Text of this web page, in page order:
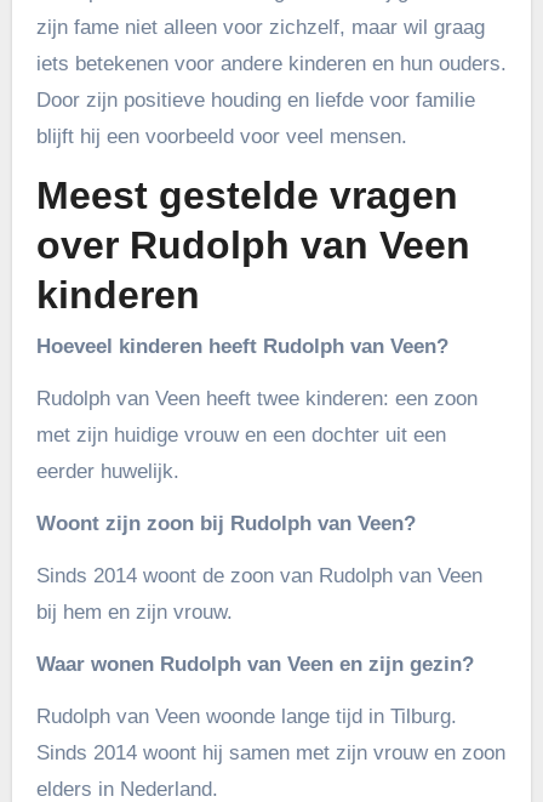
zijn fame niet alleen voor zichzelf, maar wil graag
iets betekenen voor andere kinderen en hun ouders.
Door zijn positieve houding en liefde voor familie
blijft hij een voorbeeld voor veel mensen.
Meest gestelde vragen
over Rudolph van Veen
kinderen
Hoeveel kinderen heeft Rudolph van Veen?
Rudolph van Veen heeft twee kinderen: een zoon
met zijn huidige vrouw en een dochter uit een
eerder huwelijk.
Woont zijn zoon bij Rudolph van Veen?
Sinds 2014 woont de zoon van Rudolph van Veen
bij hem en zijn vrouw.
Waar wonen Rudolph van Veen en zijn gezin?
Rudolph van Veen woonde lange tijd in Tilburg.
Sinds 2014 woont hij samen met zijn vrouw en zoon
elders in Nederland.